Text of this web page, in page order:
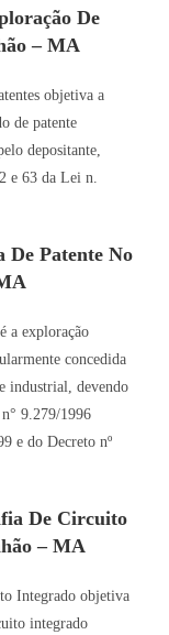
De
– MA
objetiva a
de patente
depositante,
e 63 da Lei n.
De Patente No
a exploração
concedida
industrial, devendo
9.279/1996
e do Decreto nº
De Circuito
– MA
Integrado objetiva
integrado